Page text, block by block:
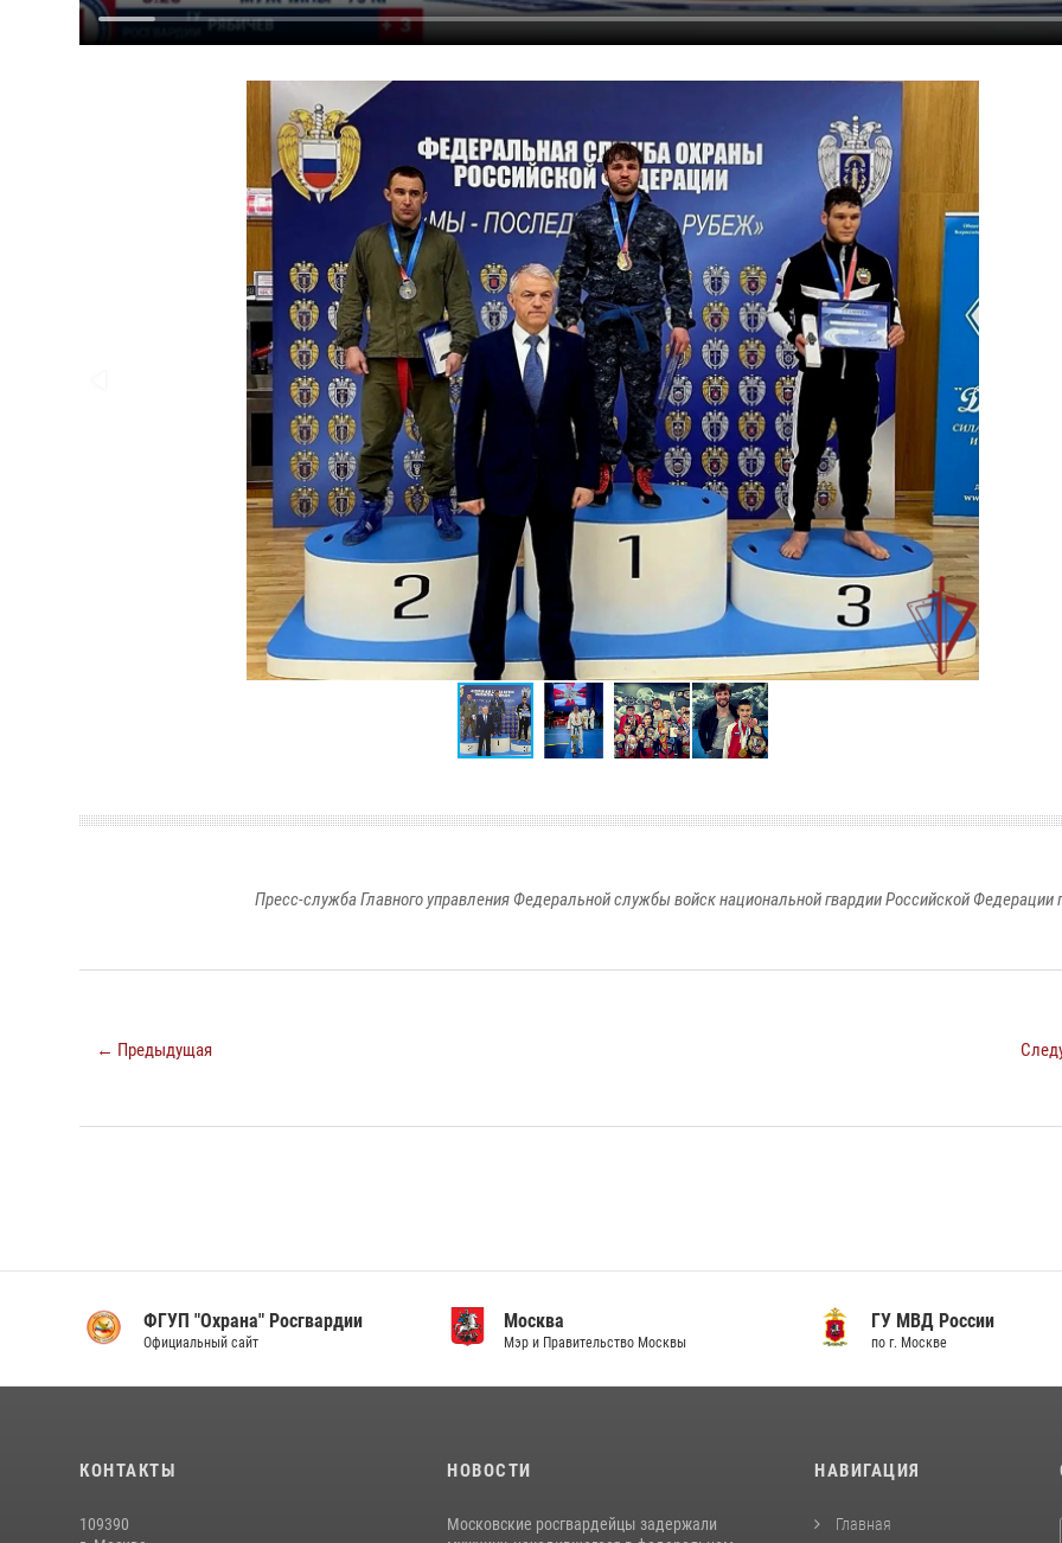
Пресс-служба Главного управления Федеральной службы войск национальной гвардии Российской Федерации
← Предыдущая
ФГУП "Охрана" Росгвардии
Официальный сайт
Москва
Мэр и Правительство Москвы
ГУ МВД России
по г. Москве
КОНТАКТЫ
109390
НОВОСТИ
Московские росгвардейцы задержали
НАВИГАЦИЯ
Главная